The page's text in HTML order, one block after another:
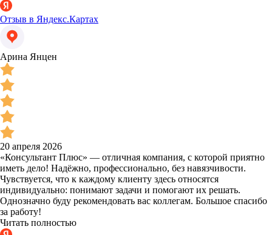
Отзыв в Яндекс.Картах
Арина Янцен
20 апреля 2026
«Консультант Плюс» — отличная компания, с которой приятно
иметь дело! Надёжно, профессионально, без навязчивости.
Чувствуется, что к каждому клиенту здесь относятся
индивидуально: понимают задачи и помогают их решать.
Однозначно буду рекомендовать вас коллегам. Большое спасибо
за работу!
Читать полностью